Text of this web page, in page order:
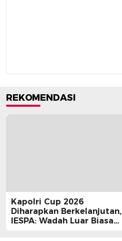
REKOMENDASI
Kapolri Cup 2026
Diharapkan Berkelanjutan,
IESPA: Wadah Luar Biasa